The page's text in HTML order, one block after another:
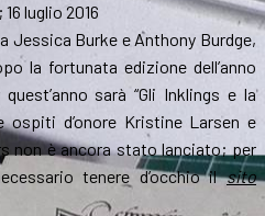
luglio 2016
Jessica Burke e Anthony Burdge,
la fortunata edizione dell’anno
sarà “Gli Inklings e la
ospiti d’onore Kristine Larsen e
non è ancora stato lanciato; per
tenere d’occhio ilsito